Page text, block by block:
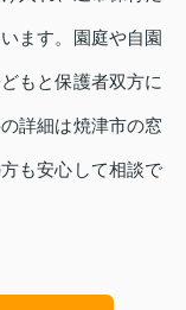
ます。園庭や自園
もと保護者双方に
詳細は焼津市の窓
も安心して相談で